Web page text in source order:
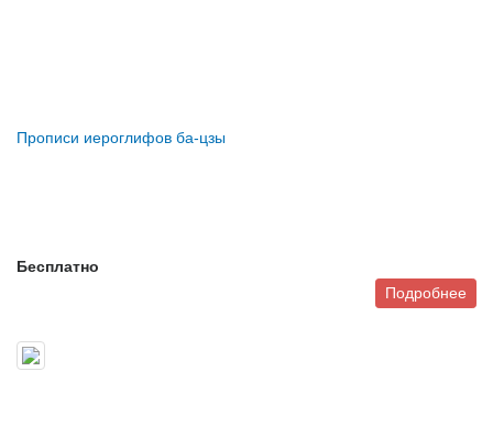
Прописи иероглифов ба-цзы
Бесплатно
Подробнее